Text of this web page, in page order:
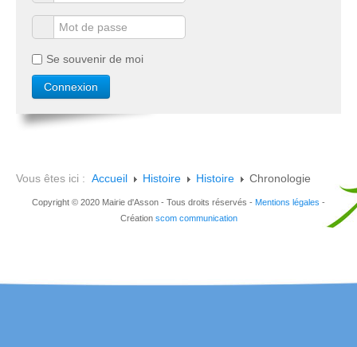
Se souvenir de moi
Vous êtes ici : Accueil Histoire Histoire Chronologie
Copyright © 2020 Mairie d'Asson - Tous droits réservés - Mentions légales -
Création scom communication